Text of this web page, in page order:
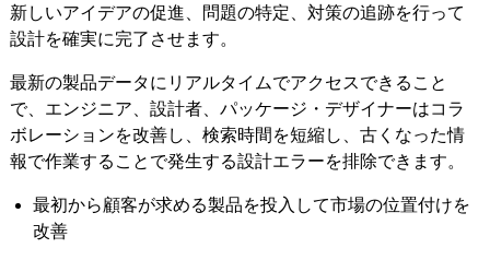
新しいアイデアの促進、問題の特定、対策の追跡を行って
設計を確実に完了させます。
最新の製品データにリアルタイムでアクセスできること
で、エンジニア、設計者、パッケージ・デザイナーはコラ
ボレーションを改善し、検索時間を短縮し、古くなった情
報で作業することで発生する設計エラーを排除できます。
最初から顧客が求める製品を投入して市場の位置付けを
改善